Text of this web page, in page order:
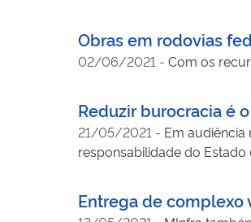
Obras em rodovias
02/06/2021 - Com os
Reduzir burocracia é
21/05/2021 - Em
responsabilidade do
Entrega de complexo